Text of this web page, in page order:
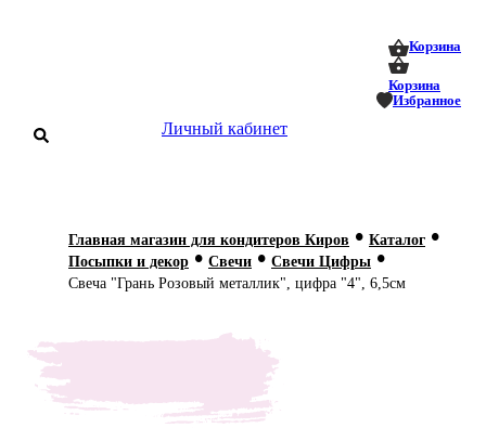
Корзина
Корзина
Избранное
Личный кабинет
О нас
Главная магазин для кондитеров Киров • Каталог •
Посыпки и декор • Свечи • Свечи Цифры •
Свеча "Грань Розовый металлик", цифра "4", 6,5см